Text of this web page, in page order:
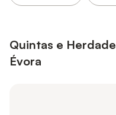
Quintas e
Évora